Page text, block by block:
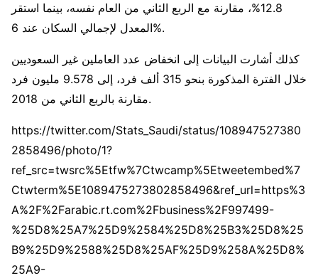
12.8%، مقارنة مع الربع الثاني من العام نفسه، بينما استقر
المعدل لإجمالي السكان عند 6%.
كذلك أشارت البيانات إلى انخفاض عدد العاملين غير السعوديين
خلال الفترة المذكورة بنحو 315 ألف فرد، إلى 9.578 مليون فرد
مقارنة بالربع الثاني من 2018.
https://twitter.com/Stats_Saudi/status/108947527380
2858496/photo/1?
ref_src=twsrc%5Etfw%7Ctwcamp%5Etweetembed%7
Ctwterm%5E1089475273802858496&ref_url=https%3
A%2F%2Farabic.rt.com%2Fbusiness%2F997499-
%25D8%25A7%25D9%2584%25D8%25B3%25D8%25
B9%25D9%2588%25D8%25AF%25D9%258A%25D8%
25A9-